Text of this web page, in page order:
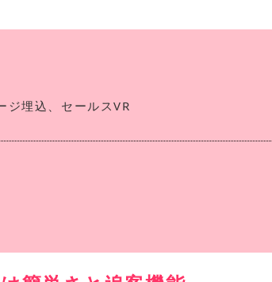
ジ埋込、セールスVR